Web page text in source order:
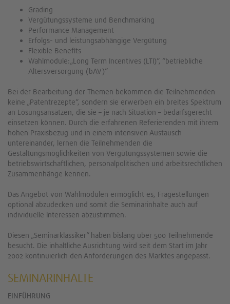
Grading
Vergütungssysteme und Benchmarking
Performance Management
Erfolgs- und leistungsabhängige Vergütung
Flexible Benefits
Wahlmodule:„Long Term Incentives (LTI)”, “betriebliche
Altersversorgung (bAV)”
Bei der Bearbeitung der Themen bekommen die Teilnehmenden
keine „Patentrezepte“, sondern sie erwerben ein breites Spektrum
an Lösungsansätzen, die sie – je nach Situation – bedarfsgerecht
einsetzen können. Durch die erfahrenen Referierenden mit ihrem
hohen Praxisbezug und in einem intensiven Austausch
untereinander, lernen die Teilnehmenden die
Gestaltungsmöglichkeiten von Vergütungssystemen sowie die
betriebswirtschaftlichen, personalpolitischen und arbeitsrechtlichen
Zusammenhänge kennen.
Das Angebot von Wahlmodulen ermöglicht es, Fragestellungen
optional abzudecken und somit die Seminarinhalte auch auf
individuelle Interessen abzustimmen.
Diesen „Seminarklassiker“ haben bislang über 500 Teilnehmende
besucht. Die inhaltliche Ausrichtung wird seit dem Start im Jahr
2002 kontinuierlich den Anforderungen des Marktes angepasst.
SEMINARINHALTE
EINFÜHRUNG